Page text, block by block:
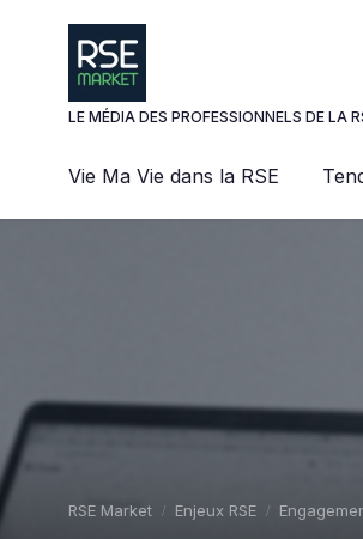
LE MÉDIA DES PROFESSIONNELS DE LA
Vie Ma Vie dans la RSE
RSE Market Enjeux RSE